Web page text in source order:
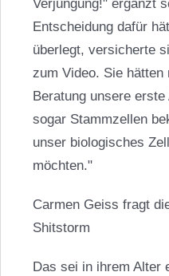
Verjüngung!" ergänzt
Entscheidung dafür
überlegt, versicherte
zum Video. Sie hätten
Beratung unsere
sogar Stammzellen
unser biologisches
möchten."
Carmen Geiss fragt
Shitstorm
Das sei in ihrem Alter